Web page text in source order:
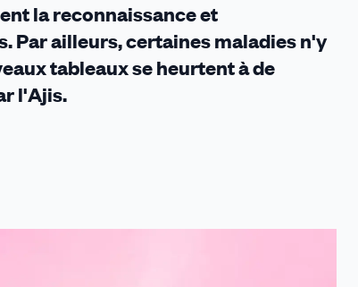
la reconnaissance et
Par ailleurs, certaines maladies n'y
tableaux se heurtent à de
l'Ajis.